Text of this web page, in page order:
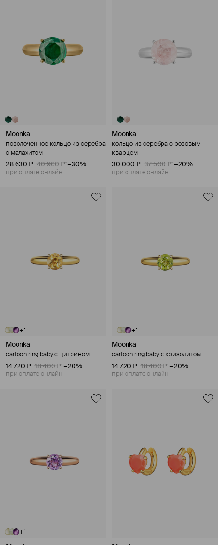
Moonka
позолоченное кольцо из серебра
с малахитом
28 630 ₽
40 900 ₽ −30%
при оплате онлайн
Moonka
кольцо из серебра с розовым
кварцем
30 000 ₽
37 500 ₽ −20%
при оплате онлайн
+1
Moonka
cartoon ring baby с цитрином
14 720 ₽
18 400 ₽ −20%
при оплате онлайн
+1
Moonka
cartoon ring baby с хризолитом
14 720 ₽
18 400 ₽ −20%
при оплате онлайн
+1